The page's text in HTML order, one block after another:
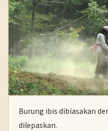
Burung ibis dibiasakan
dilepaskan.